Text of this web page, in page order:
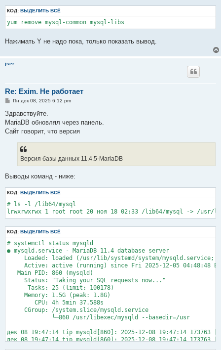
КОД: ВЫДЕЛИТЬ ВСЁ
yum remove mysql-common mysql-libs
Нажимать Y не надо пока, только показать вывод.
jser
Re: Exim. Не работает
С
о
б
щ
е
Пн дек 08, 2025 6:12 pm
Здравствуйте.
MariaDB обновлял через панель.
Сайт говорит, что версия
Версия базы данных 11.4.5-MariaDB
Выводы команд - ниже:
КОД: ВЫДЕЛИТЬ ВСЁ
# ls -l /lib64/mysql
lrwxrwxrwx 1 root root 20 ноя 18 02:33 /lib64/mysql -> /usr/
КОД: ВЫДЕЛИТЬ ВСЁ
# systemctl status mysqld
● mysqld.service - MariaDB 11.4 database server
Loaded: loaded (/usr/lib/systemd/system/mysqld.service;
Active: active (running) since Fri 2025-12-05 04:48:48
   Main PID: 860 (mysqld)
     Status: "Taking your SQL requests now..."
      Tasks: 25 (limit: 100178)
     Memory: 1.5G (peak: 1.8G)
        CPU: 4h 5min 37.588s
     CGroup: /system.slice/mysqld.service
             └─860 /usr/libexec/mysqld --basedir=/usr
дек 08 19:47:14 tip mysqld[860]: 2025-12-08 19:47:14 173763
дек 08 19:47:14 tip mysqld[860]: 2025-12-08 19:47:14 173763